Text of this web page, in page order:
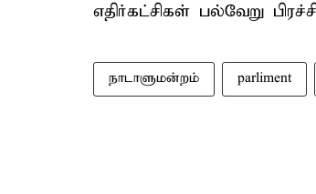
எதிர்கட்சிகள் பல்வேறு
நாடாளுமன்றம் parliment